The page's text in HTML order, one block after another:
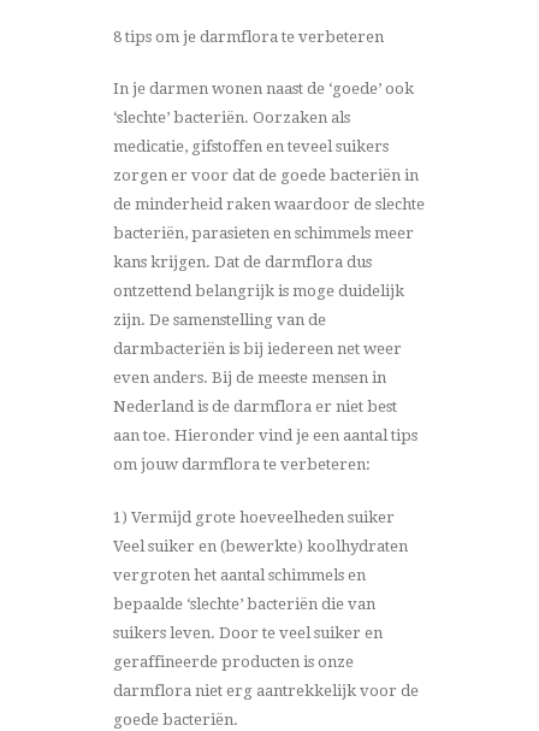
8 tips om je darmflora te verbeteren
In je darmen wonen naast de ‘goede’ ook
‘slechte’ bacteriën. Oorzaken als
medicatie, gifstoffen en teveel suikers
zorgen er voor dat de goede bacteriën in
de minderheid raken waardoor de slechte
bacteriën, parasieten en schimmels meer
kans krijgen. Dat de darmflora dus
ontzettend belangrijk is moge duidelijk
zijn. De samenstelling van de
darmbacteriën is bij iedereen net weer
even anders. Bij de meeste mensen in
Nederland is de darmflora er niet best
aan toe. Hieronder vind je een aantal tips
om jouw darmflora te verbeteren:
1) Vermijd grote hoeveelheden suiker
Veel suiker en (bewerkte) koolhydraten
vergroten het aantal schimmels en
bepaalde ‘slechte’ bacteriën die van
suikers leven. Door te veel suiker en
geraffineerde producten is onze
darmflora niet erg aantrekkelijk voor de
goede bacteriën.